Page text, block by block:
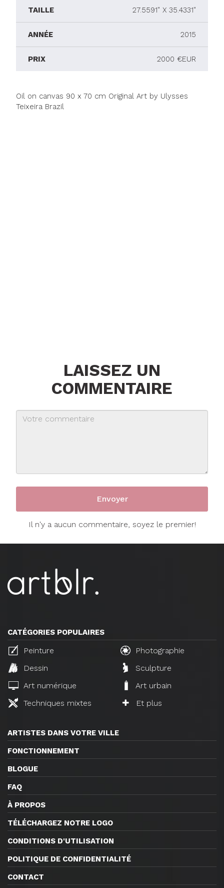
TAILLE 27.5591" X 35.4331"
ANNÉE 2015
PRIX 2000 €EUR
Oil on canvas 90 x 70 cm Original Art by Ulysses
Teixeira Brazil
LAISSEZ UN
COMMENTAIRE
Il n'y a aucun commentaire, soyez le premier!
CATÉGORIES POPULAIRES
Peinture
Photographie
Dessin
Sculpture
Art numérique
Art urbain
Techniques mixtes
Et plus
ARTISTES DANS VOTRE VILLE
FONCTIONNEMENT
BLOGUE
FAQ
À PROPOS
TÉLÉCHARGEZ NOTRE LOGO
CONDITIONS D'UTILISATION
POLITIQUE DE CONFIDENTIALITÉ
CONTACT